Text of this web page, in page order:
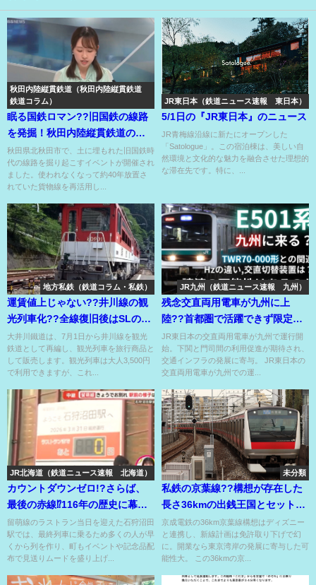
秋田内陸縦貫鉄道（秋田内陸縦貫鉄道
鉄道コラム）
眠る国鉄ロマン??旧国鉄の線路
を発掘！秋田内陸縦貫鉄道のイ
ベント
秋田県北秋田市で、土に埋もれた旧国鉄時
代の線路を掘り起こすイベントが開催され
ました。使われなくなって約40年放置さ
れていた貨物線を再活用し...
JR東日本（鉄道ニュース速報 東日本）
5/1日の『JR東日本』のニュース
JR青梅線沿線に新たにオープンした
「Satologue」。この宿泊棟は、美しい自
然環境と文化的な魅力を融合させた理想的
な滞在先です。特に、...
地方私鉄（鉄道コラム・私鉄）
運賃値上じゃない??井川線の観
光列車化??全線復旧後はSLのミ
キストが走る日が来る??
大井川鐵道は、7月1日から井川線を観光
鉄道として再編し、観光列車を旅行商品と
して販売します。観光列車は大人3,500円
で利用できますが、これ...
JR九州（鉄道ニュース速報 九州）
残念交直両用電車が九州に上
陸??首都圏で活躍できず限定活
躍地を九州へ拡大か??
JR東日本の交直両用電車が九州で運行開
始。下関と門司間の利用促進が期待され、
交通インフラの発展に寄与。 JR東日本の
交直両用電車が九州での運...
JR北海道（鉄道ニュース速報 北海道）
カウントダウンゼロ!?さらば、
最後の赤線⁉116年の歴史に幕引
き⁉
留萌線のラストラン当日を迎えた石狩沼田
駅では、最終列車に乗るため多くの人が早
くから列を作り、町もイベントや記念品配
布で見送りムードを盛り上げ...
未分類
私鉄の京葉線??構想が存在した
長さ36kmの出銭王国とセット??
空港直通も視野!?
京成電鉄の36km京葉線構想はディズニー
と連携し、新線計画は免許取り下げで幻
に。開業なら東京湾岸の発展に寄与した可
能性大。 この36kmの京...